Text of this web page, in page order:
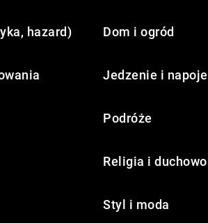
hazard) Dom i ogród
Jedzenie i napoje
Podróże
Religia i
Styl i moda